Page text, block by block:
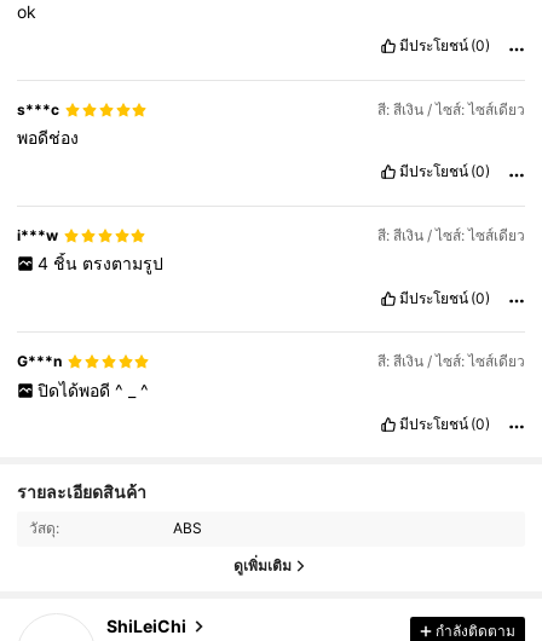
ok
มีประโยชน์ (0)
s***c สี: สีเงิน / ไซส์: ไซส์เดียว
พอดีช่อง
มีประโยชน์ (0)
i***w สี: สีเงิน / ไซส์: ไซส์เดียว
4 ชิ้น ตรงตามรูป
มีประโยชน์ (0)
G***n สี: สีเงิน / ไซส์: ไซส์เดียว
ปิดได้พอดี ^ ^
มีประโยชน์ (0)
รายละเอียดสินค้า
วัสดุ: ABS
ดูเพิ่มเติม
ShiLeiChi
4.87
กำลังติดตาม